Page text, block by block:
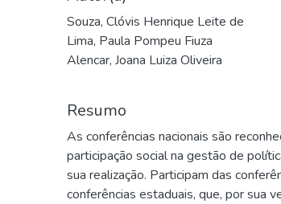
Souza, Clóvis Henrique Leite de
Lima, Paula Pompeu Fiuza
Alencar, Joana Luiza Oliveira
Resumo
As conferências nacionais são
participação social na gestão de
sua realização. Participam das
conferências estaduais, que, por sua